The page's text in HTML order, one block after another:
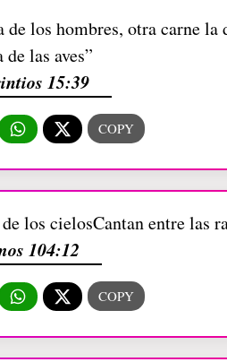
los hombres, otra carne la
las aves”
15:39
los cielosCantan entre las
104:12